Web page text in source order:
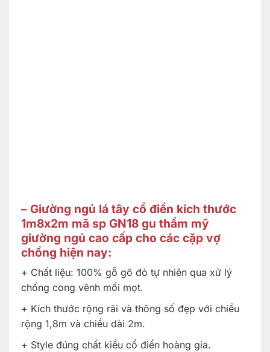
– Giường ngủ lá tây cổ điển kích thước
1m8x2m mã sp GN18 gu thẩm mỹ
giường ngủ cao cấp cho các cặp vợ
chồng hiện nay:
+ Chất liệu: 100% gỗ gõ đỏ tự nhiên qua xử lý
chống cong vênh mối mọt.
+ Kích thước rộng rãi và thông số đẹp với chiều
rộng 1,8m và chiều dài 2m.
+ Style đúng chất kiểu cổ điển hoàng gia.